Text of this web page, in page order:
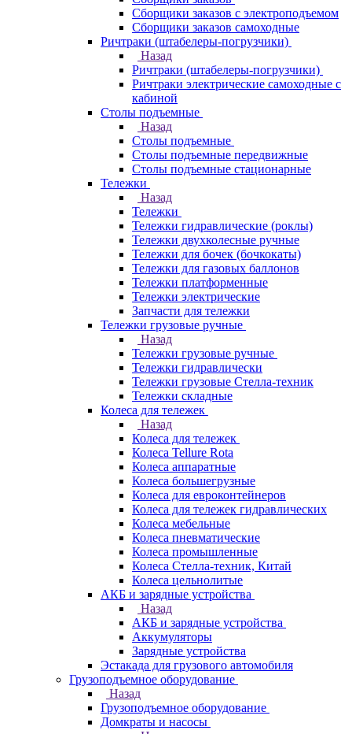
Сборщики заказов с электроподъемом
Сборщики заказов самоходные
Ричтраки (штабелеры-погрузчики)
Назад
Ричтраки (штабелеры-погрузчики)
Ричтраки электрические самоходные с
кабиной
Столы подъемные
Назад
Столы подъемные
Столы подъемные передвижные
Столы подъемные стационарные
Тележки
Назад
Тележки
Тележки гидравлические (роклы)
Тележки двухколесные ручные
Тележки для бочек (бочкокаты)
Тележки для газовых баллонов
Тележки платформенные
Тележки электрические
Запчасти для тележки
Тележки грузовые ручные
Назад
Тележки грузовые ручные
Тележки гидравлически
Тележки грузовые Стелла-техник
Тележки складные
Колеса для тележек
Назад
Колеса для тележек
Колеса Tellure Rota
Колеса аппаратные
Колеса большегрузные
Колеса для евроконтейнеров
Колеса для тележек гидравлических
Колеса мебельные
Колеса пневматические
Колеса промышленные
Колеса Стелла-техник, Китай
Колеса цельнолитые
АКБ и зарядные устройства
Назад
АКБ и зарядные устройства
Аккумуляторы
Зарядные устройства
Эстакада для грузового автомобиля
Грузоподъемное оборудование
Назад
Грузоподъемное оборудование
Домкраты и насосы